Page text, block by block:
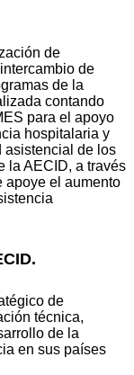
de
de
de la
contando
para el apoyo
hospitalaria y
asistencial de los
la AECID, a través
apoye el aumento
de
técnica,
de la
en sus países